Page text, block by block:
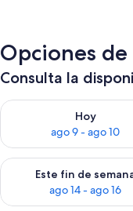
Opciones
Consulta la
Hoy
ago 9 - ago 10
Consulta la
Este fin de
ago 14 - ago 16
Consulta la